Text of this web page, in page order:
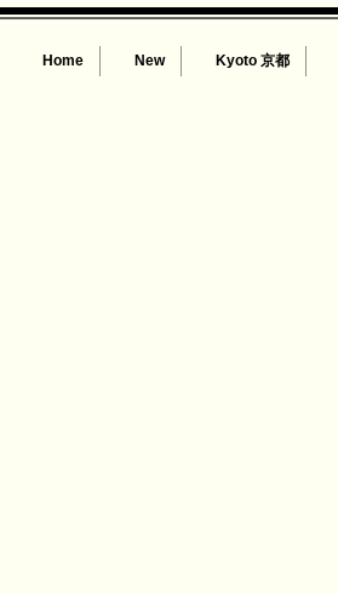
Home New Kyoto 京都